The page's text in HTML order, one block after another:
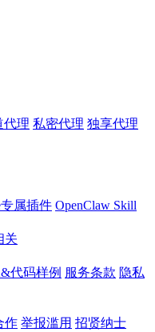
代理 私密代理 独享代理
专属插件 OpenClaw Skill
关
代码样例 服务条款 隐私
作 举报滥用 招贤纳士